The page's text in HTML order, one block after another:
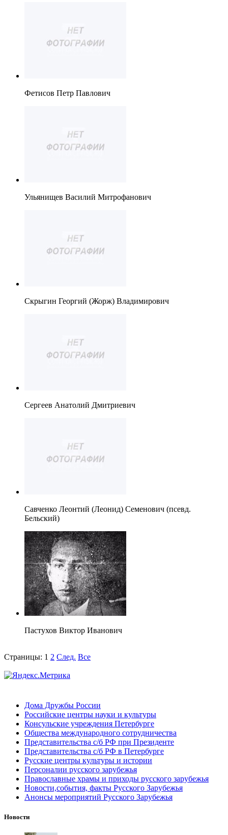
Фетисов Петр Павлович
Ульянищев Василий Митрофанович
Скрыгин Георгий (Жорж) Владимирович
Сергеев Анатолий Дмитриевич
Савченко Леонтий (Леонид) Семенович (псевд.
Бельский)
Пастухов Виктор Иванович
Страницы: 1 2 След. Все
Дома Дружбы России
Российские центры науки и культуры
Консульские учреждения Петербурге
Общества международного сотрудничества
Представительства с/б РФ при Президенте
Представительства с/б РФ в Петербурге
Русские центры культуры и истории
Персоналии русского зарубежья
Православные храмы и приходы русского зарубежья
Новости,события, факты Русского Зарубежья
Анонсы мероприятий Русского Зарубежья
Новости